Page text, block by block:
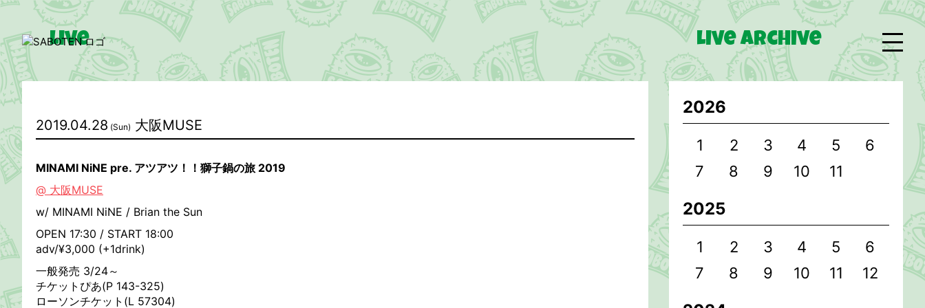
Media
Movie
Live
2019.04.28 (Sun) 大阪MUSE
MINAMI NiNE pre. アツアツ！！獅子鍋の旅 2019
@ 大阪MUSE
w/ MINAMI NiNE / Brian the Sun
OPEN 17:30 / START 18:00
adv/¥3,000 (+1drink)
一般発売 3/24～
チケットぴあ(P 143-325)
ローソンチケット(L 57304)
Live Archive
2026
1 2 3 4 5
6
7
8 9 10 11
2025
1 2 3 4 5
6
7
8 9 10 11 12